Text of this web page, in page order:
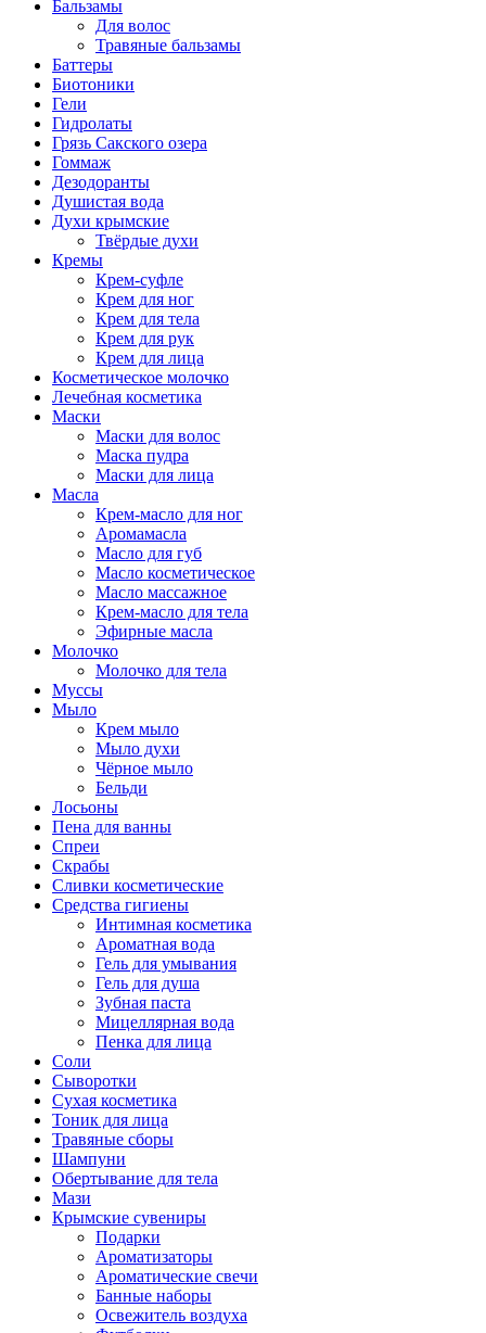
Бальзамы
Для волос
Травяные бальзамы
Баттеры
Биотоники
Гели
Гидролаты
Грязь Сакского озера
Гоммаж
Дезодоранты
Душистая вода
Духи крымские
Твёрдые духи
Кремы
Крем-суфле
Крем для ног
Крем для тела
Крем для рук
Крем для лица
Косметическое молочко
Лечебная косметика
Маски
Маски для волос
Маска пудра
Маски для лица
Масла
Крем-масло для ног
Аромамасла
Масло для губ
Масло косметическое
Масло массажное
Крем-масло для тела
Эфирные масла
Молочко
Молочко для тела
Муссы
Мыло
Крем мыло
Мыло духи
Чёрное мыло
Бельди
Лосьоны
Пена для ванны
Спреи
Скрабы
Сливки косметические
Средства гигиены
Интимная косметика
Ароматная вода
Гель для умывания
Гель для душа
Зубная паста
Мицеллярная вода
Пенка для лица
Соли
Сыворотки
Сухая косметика
Тоник для лица
Травяные сборы
Шампуни
Обертывание для тела
Мази
Крымские сувениры
Подарки
Ароматизаторы
Ароматические свечи
Банные наборы
Освежитель воздуха